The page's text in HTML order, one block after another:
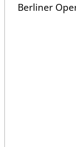
Berliner